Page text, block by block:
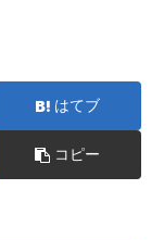
はてブ
コピー